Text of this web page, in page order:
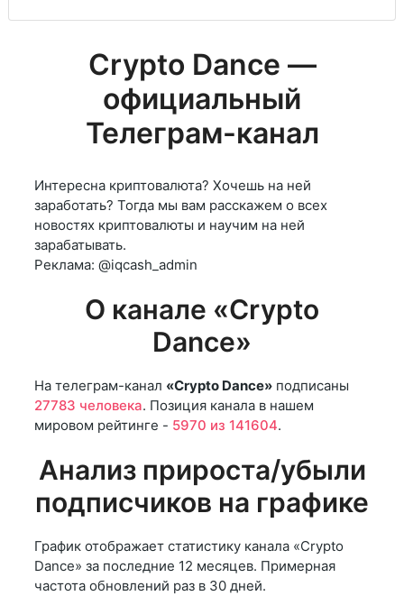
Crypto Dance —
официальный
Телеграм-канал
Интересна криптовалюта? Хочешь на ней
заработать? Тогда мы вам расскажем о всех
новостях криптовалюты и научим на ней
зарабатывать.
Реклама: @iqcash_admin
О канале «Crypto
Dance»
На телеграм-канал «Crypto Dance» подписаны
27783 человека. Позиция канала в нашем
мировом рейтинге - 5970 из 141604.
Анализ прироста/убыли
подписчиков на графике
График отображает статистику канала «Crypto
Dance» за последние 12 месяцев. Примерная
частота обновлений раз в 30 дней.